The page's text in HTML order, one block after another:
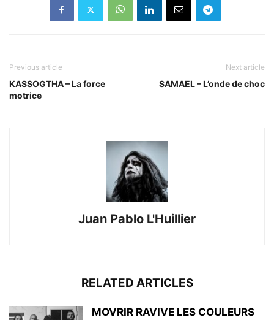
Previous article
KASSOGTHA – La force
motrice
Next article
SAMAEL – L’onde de choc
Juan Pablo L'Huillier
RELATED ARTICLES
MOVRIR RAVIVE LES COULEURS